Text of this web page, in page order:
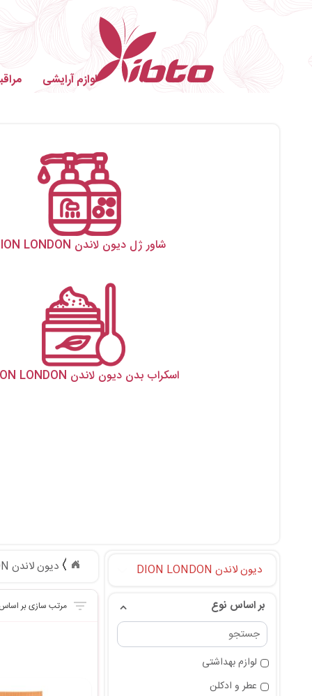
لوازم آرایشی
شاور ژل دیون لاندن DION LONDON
اسکراب بدن دیون لاندن DION LONDON
دیون لاندن DION LONDON دیون لاندن DION LONDON
بر اساس نوع
لوازم بهداشتی
عطر و ادکلن